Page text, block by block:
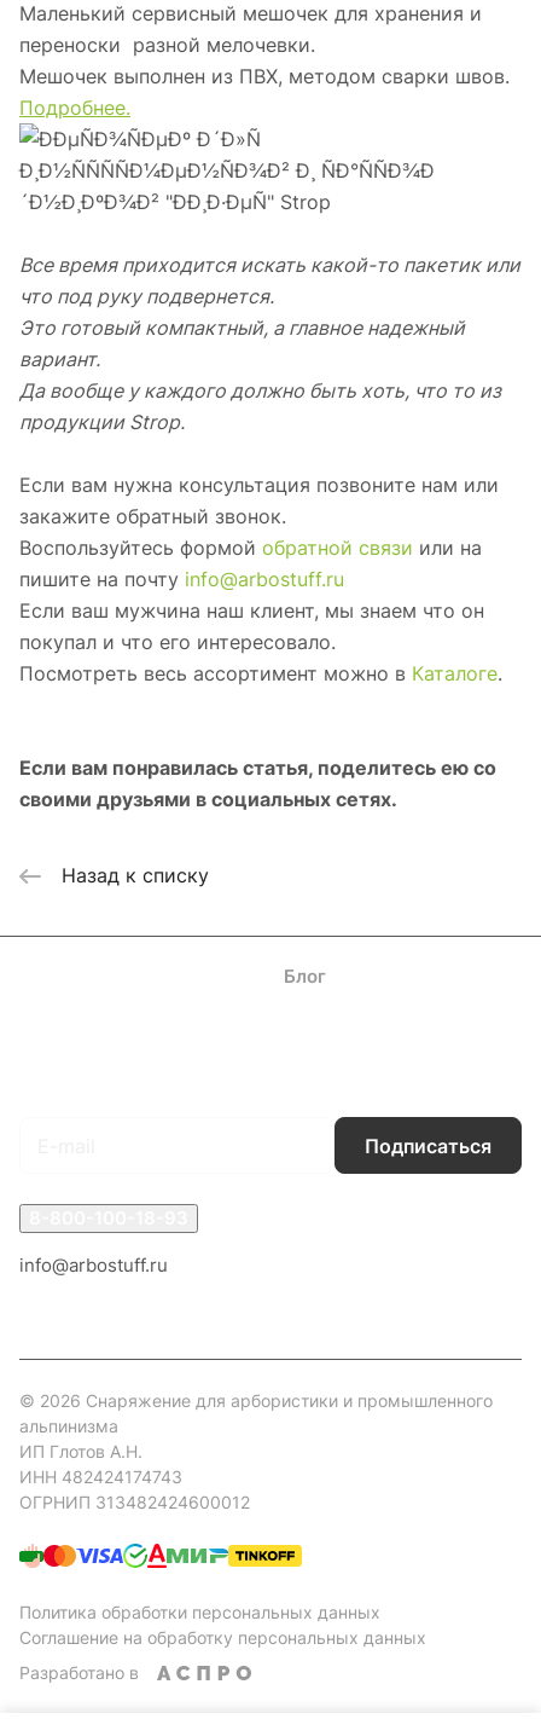
Маленький сервисный мешочек для хранения и
переноски разной мелочевки.
Мешочек выполнен из ПВХ, методом сварки швов.
Подробнее.
Все время приходится искать какой-то пакетик или
что под руку подвернется.
Это готовый компактный, а главное надежный
вариант.
Да вообще у каждого должно быть хоть, что то из
продукции Strop.
Если вам нужна консультация позвоните нам или
закажите обратный звонок.
Воспользуйтесь формой обратной связи или на
пишите на почту info@arbostuff.ru
Если ваш мужчина наш клиент, мы знаем что он
покупал и что его интересовало.
Посмотреть весь ассортимент можно в Каталоге.
Если вам понравилась статья, поделитесь ею со
своими друзьями в социальных сетях.
Назад к списку
Блог
Подписаться
info@arbostuff.ru
© 2026 Снаряжение для арбористики и промышленного
альпинизма
ИП Глотов А.Н.
ИНН 482424174743
ОГРНИП 313482424600012
Политика обработки персональных данных
Соглашение на обработку персональных данных
Разработано в